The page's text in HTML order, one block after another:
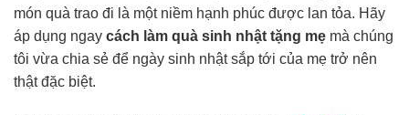
món quà trao đi là một niềm hạnh phúc được lan tỏa. Hãy
áp dụng ngay cách làm quà sinh nhật tặng mẹ mà chúng
tôi vừa chia sẻ để ngày sinh nhật sắp tới của mẹ trở nên
thật đặc biệt.